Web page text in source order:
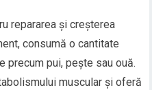
repararea și creșterea
consumă o cantitate
precum pui, pește sau ouă.
muscular și oferă